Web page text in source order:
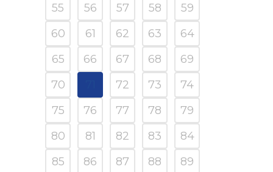
55
56 57 58
59
60
61 62 63
64
65
66 67 68
69
70
72 73
74
75
76 77 78
79
80
81 82 83
84
85
86 87 88
89